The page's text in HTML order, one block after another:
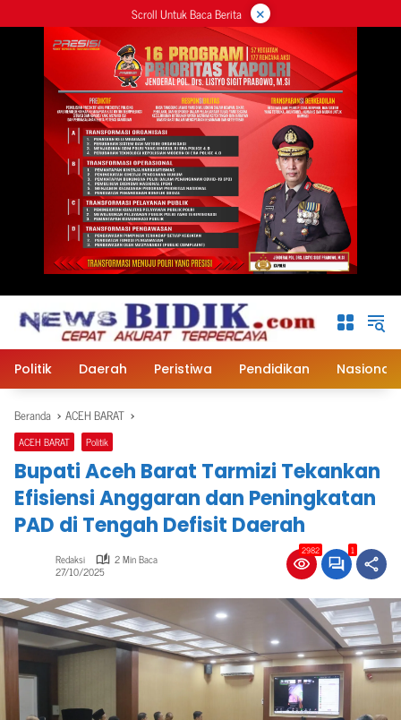
ke
Scroll Untuk Baca Berita ×
Politik Daerah Peristiwa Pendidikan Nasional
Beranda ACEH BARAT
ACEH BARAT Politik
Bupati Aceh Barat Tarmizi Tekankan
Efisiensi Anggaran dan Peningkatan
PAD di Tengah Defisit Daerah
Redaksi 2 Min Baca
27/10/2025
2982 1